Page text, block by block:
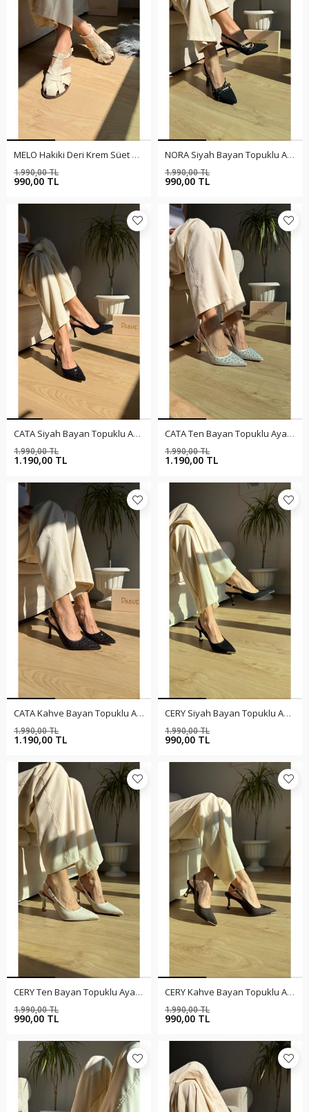
MELO Hakiki Deri Krem Süet Sandalet
990,00 TL
1.990,00 TL
NORA Siyah Bayan Topuklu Ayakkabı
990,00 TL
1.990,00 TL
CATA Siyah Bayan Topuklu Ayakkabı
1.190,00 TL
1.990,00 TL
CATA Ten Bayan Topuklu Ayakkabı
1.190,00 TL
1.990,00 TL
CATA Kahve Bayan Topuklu Ayakkabı
1.190,00 TL
1.990,00 TL
CERY Siyah Bayan Topuklu Ayakkabı
990,00 TL
1.990,00 TL
CERY Ten Bayan Topuklu Ayakkabı
990,00 TL
1.990,00 TL
CERY Kahve Bayan Topuklu Ayakkabı
990,00 TL
1.990,00 TL